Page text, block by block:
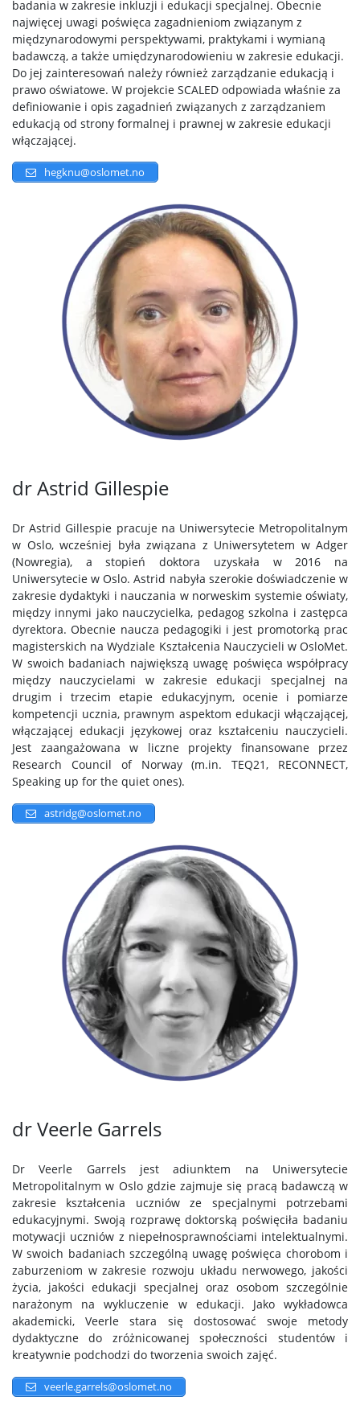
badania w zakresie inkluzji i edukacji specjalnej. Obecnie
najwięcej uwagi poświęca zagadnieniom związanym z
międzynarodowymi perspektywami, praktykami i wymianą
badawczą, a także umiędzynarodowieniu w zakresie edukacji.
Do jej zainteresowań należy również zarządzanie edukacją i
prawo oświatowe. W projekcie SCALED odpowiada właśnie za
definiowanie i opis zagadnień związanych z zarządzaniem
edukacją od strony formalnej i prawnej w zakresie edukacji
włączającej.
hegknu@oslomet.no
dr Astrid Gillespie
Dr Astrid Gillespie pracuje na Uniwersytecie Metropolitalnym
w Oslo, wcześniej była związana z Uniwersytetem w Adger
(Nowregia), a stopień doktora uzyskała w 2016 na
Uniwersytecie w Oslo. Astrid nabyła szerokie doświadczenie w
zakresie dydaktyki i nauczania w norweskim systemie oświaty,
między innymi jako nauczycielka, pedagog szkolna i zastępca
dyrektora. Obecnie naucza pedagogiki i jest promotorką prac
magisterskich na Wydziale Kształcenia Nauczycieli w OsloMet.
W swoich badaniach największą uwagę poświęca współpracy
między nauczycielami w zakresie edukacji specjalnej na
drugim i trzecim etapie edukacyjnym, ocenie i pomiarze
kompetencji ucznia, prawnym aspektom edukacji włączającej,
włączającej edukacji językowej oraz kształceniu nauczycieli.
Jest zaangażowana w liczne projekty finansowane przez
Research Council of Norway (m.in. TEQ21, RECONNECT,
Speaking up for the quiet ones).
astridg@oslomet.no
dr Veerle Garrels
Dr Veerle Garrels jest adiunktem na Uniwersytecie
Metropolitalnym w Oslo gdzie zajmuje się pracą badawczą w
zakresie kształcenia uczniów ze specjalnymi potrzebami
edukacyjnymi. Swoją rozprawę doktorską poświęciła badaniu
motywacji uczniów z niepełnosprawnościami intelektualnymi.
W swoich badaniach szczególną uwagę poświęca chorobom i
zaburzeniom w zakresie rozwoju układu nerwowego, jakości
życia, jakości edukacji specjalnej oraz osobom szczególnie
narażonym na wykluczenie w edukacji. Jako wykładowca
akademicki, Veerle stara się dostosować swoje metody
dydaktyczne do zróżnicowanej społeczności studentów i
kreatywnie podchodzi do tworzenia swoich zajęć.
veerle.garrels@oslomet.no